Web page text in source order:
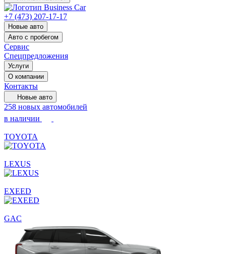
+7 (473) 207-17-17
Новые авто
Авто с пробегом
Сервис
Спецпредложения
Услуги
О компании
Контакты
Новые авто
258 новых автомобилей
в наличии
TOYOTA
LEXUS
EXEED
GAC